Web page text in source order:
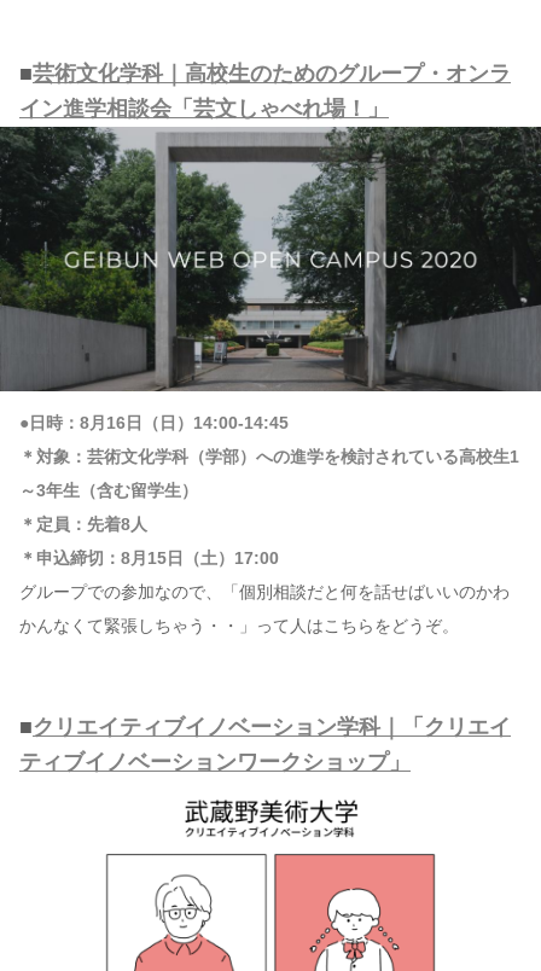
■芸術文化学科｜高校生のためのグループ・オンラ
イン進学相談会「芸文しゃべれ場！」
●日時：8月16日（日）14:00-14:45
＊対象：芸術文化学科（学部）への進学を検討されている高校生1
～3年生（含む留学生）
＊定員：先着8人
＊申込締切：8月15日（土）17:00
グループでの参加なので、「個別相談だと何を話せばいいのかわ
かんなくて緊張しちゃう・・」って人はこちらをどうぞ。
■クリエイティブイノベーション学科｜「クリエイ
ティブイノベーションワークショップ」